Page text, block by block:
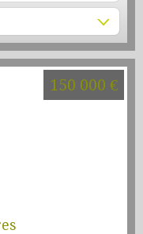
150 000 €